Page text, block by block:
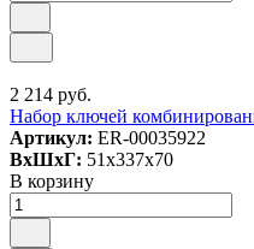
2 214 руб.
Набор ключей
Артикул: ER-00035922
ВxШxГ: 51x337x70
В корзину